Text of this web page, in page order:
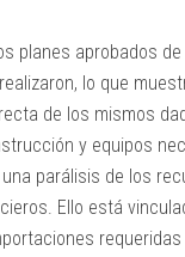
planes aprobados
lo que
de los mismos
y equipos
parálisis de los
Ello está